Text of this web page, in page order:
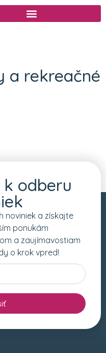
a rekreačné
k odberu
noviniek a získajte
ponukám
a zaujímavostiam
o krok vpred!